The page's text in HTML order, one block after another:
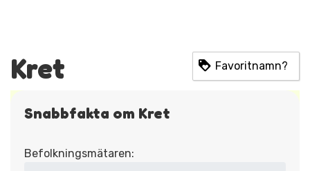
Kret Favoritnamn?
Snabbfakta om Kret
Befolkningsmätaren: